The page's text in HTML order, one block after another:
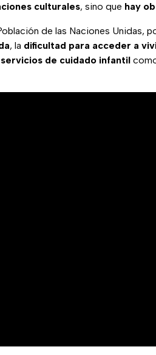
culturales, sino que hay
de las Naciones Unidas,
, la dificultad para acceder a
de cuidado infantil